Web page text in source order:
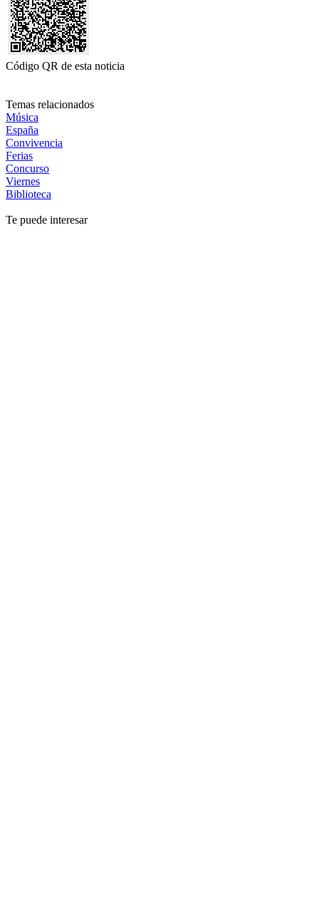
Código QR de esta noticia
Temas relacionados
Música
España
Convivencia
Ferias
Concurso
Viernes
Biblioteca
Te puede interesar